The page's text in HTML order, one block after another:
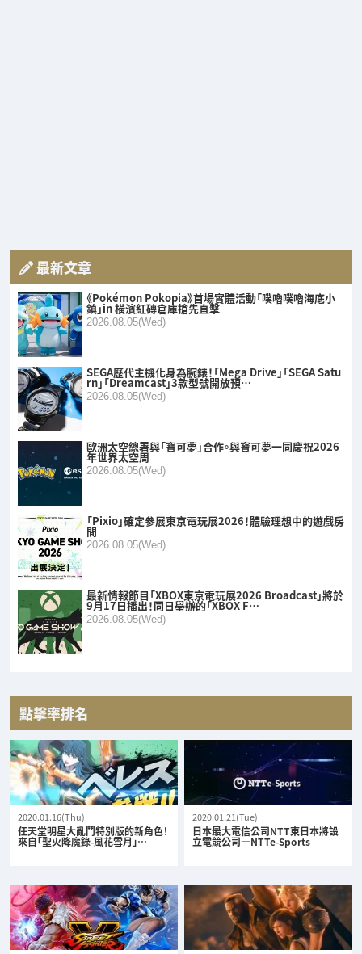
最新文章
《Pokémon Pokopia》首場實體活動「噗嚕噗嚕海底小
鎮」in 橫濱紅磚倉庫搶先直擊
2026.08.05(Wed)
SEGA歷代主機化身為腕錶！「Mega Drive」「SEGA Satu
rn」「Dreamcast」3款型號開放預…
2026.08.05(Wed)
歐洲太空總署與「寶可夢」合作。與寶可夢一同慶祝2026
年世界太空周
2026.08.05(Wed)
「Pixio」確定參展東京電玩展2026！體驗理想中的遊戲房
間
2026.08.05(Wed)
最新情報節目「XBOX東京電玩展2026 Broadcast」將於
9月17日播出！同日舉辦的「XBOX F…
2026.08.05(Wed)
點擊率排名
2020.01.16(Thu)
任天堂明星大亂鬥特別版的新角色！
來自「聖火降魔錄-風花雪月」…
2020.01.21(Tue)
日本最大電信公司NTT東日本將設
立電競公司—NTTe-Sports